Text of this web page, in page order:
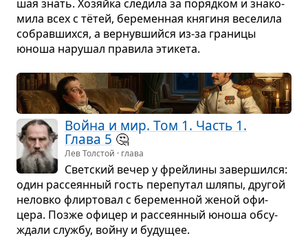
шая знать. Хозяйка сле­дила за поряд­ком и зна­ко­
мила всех с тётей, бере­мен­ная кня­гиня весе­лила
собрав­шихся, а вер­нув­шийся из-за гра­ницы
юноша нару­шал пра­вила эти­кета.
Война и мир. Том 1. Часть 1.
Глава 5 🤔
Лев Толстой · глава
Свет­ский вечер у фрейлины завер­шился:
один рас­се­ян­ный гость пере­пу­тал шляпы, дру­гой
неловко флир­то­вал с бере­мен­ной женой офи­
цера. Позже офи­цер и рас­се­ян­ный юноша обсу­
ждали службу, войну и буду­щее.